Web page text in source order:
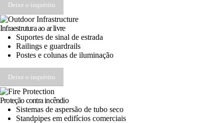
Deixe o inquérito
Infraestrutura ao ar livre
Suportes de sinal de estrada
Railings e guardrails
Postes e colunas de iluminação
Deixe o inquérito
Proteção contra incêndio
Sistemas de aspersão de tubo seco
Standpipes em edifícios comerciais